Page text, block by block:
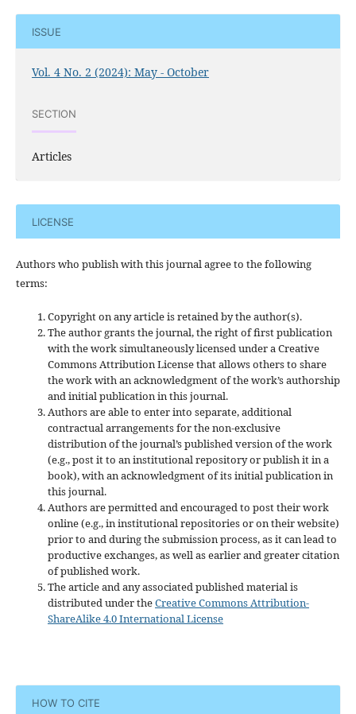
ISSUE
Vol. 4 No. 2 (2024): May - October
SECTION
Articles
LICENSE
Authors who publish with this journal agree to the following
terms:
Copyright on any article is retained by the author(s).
The author grants the journal, the right of first publication
with the work simultaneously licensed under a Creative
Commons Attribution License that allows others to share
the work with an acknowledgment of the work’s authorship
and initial publication in this journal.
Authors are able to enter into separate, additional
contractual arrangements for the non-exclusive
distribution of the journal’s published version of the work
(e.g., post it to an institutional repository or publish it in a
book), with an acknowledgment of its initial publication in
this journal.
Authors are permitted and encouraged to post their work
online (e.g., in institutional repositories or on their website)
prior to and during the submission process, as it can lead to
productive exchanges, as well as earlier and greater citation
of published work.
The article and any associated published material is
distributed under theCreative Commons Attribution-
ShareAlike 4.0 International License
HOW TO CITE